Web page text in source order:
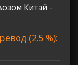
Китай -
(2.5 %):